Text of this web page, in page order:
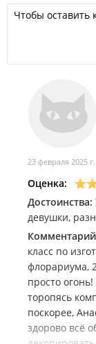
интерьера;
В студии
стильных
сосудах с
настоящие
Скульптуры
которые
Кашпо
включая
изюминкой
композиции
Экодекор.
материалов
Чтобы оставить
23 февраля 2025 г.
Оценка:
Достоинства:
девушки,
класс по
флорариума,
просто
торопясь
поскорее,
здорово всё